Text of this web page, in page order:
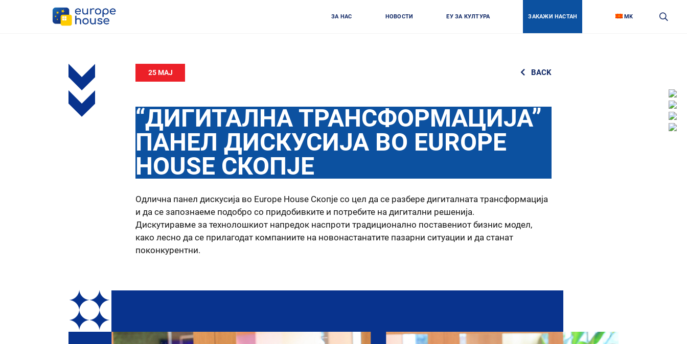
ЗА НАС НОВОСТИ ЕУ ЗА КУЛТУРА ЗАКАЖИ НАСТАН MK
Link
Link
Link
25 МАЈ BACK
“ДИГИТАЛНА ТРАНСФОРМАЦИЈА”
ПАНЕЛ ДИСКУСИЈА ВО EUROPE
HOUSE СКОПЈЕ
Одлична панел дискусија во Europe House Скопје со цел да се разбере дигиталната трансформација
и да се запознаеме подобро со придобивките и потребите на дигитални решенија.
Дискутиравме за технолошкиот напредок наспроти традиционално поставениот бизнис модел,
како лесно да се прилагодат компаниите на новонастанатите пазарни ситуации и да станат
поконкурентни.